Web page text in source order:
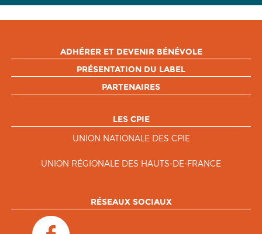
ADHÉRER ET DEVENIR BÉNÉVOLE
PRÉSENTATION DU LABEL
PARTENAIRES
LES CPIE
UNION NATIONALE DES CPIE
UNION RÉGIONALE DES HAUTS-DE-FRANCE
RÉSEAUX SOCIAUX